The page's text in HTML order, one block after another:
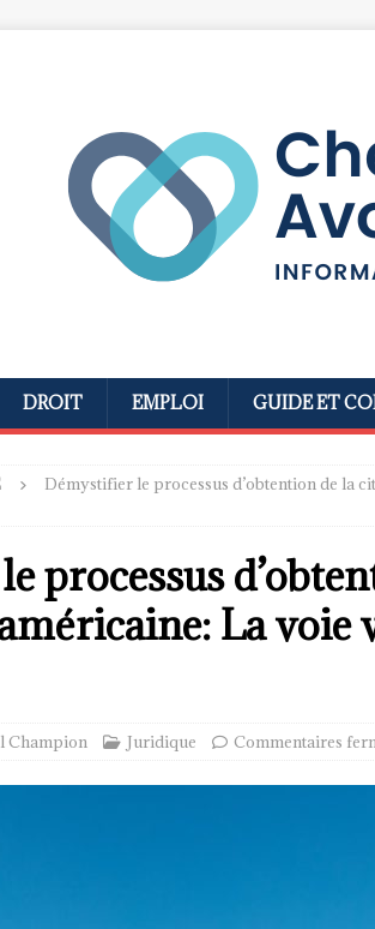
DROIT EMPLOI GUIDE ET
Démystifier le processus d’obtention de la
processus
La voie
Champion Juridique Commentaires